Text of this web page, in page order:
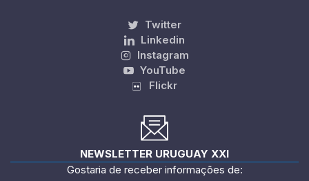
Twitter
Linkedin
Instagram
YouTube
Flickr
NEWSLETTER URUGUAY XXI
Gostaria de receber informações de: